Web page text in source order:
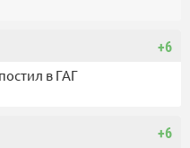
+6
в ГАГ
+6